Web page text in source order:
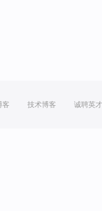
客 技术博客 诚聘英才